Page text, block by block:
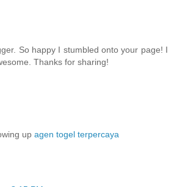
So happy I stumbled onto your page! I
Thanks for sharing!
up agen togel terpercaya